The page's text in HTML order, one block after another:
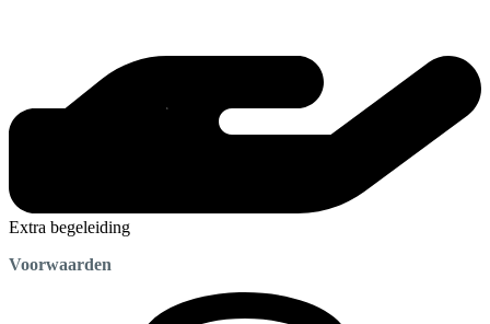
Extra begeleiding
Voorwaarden